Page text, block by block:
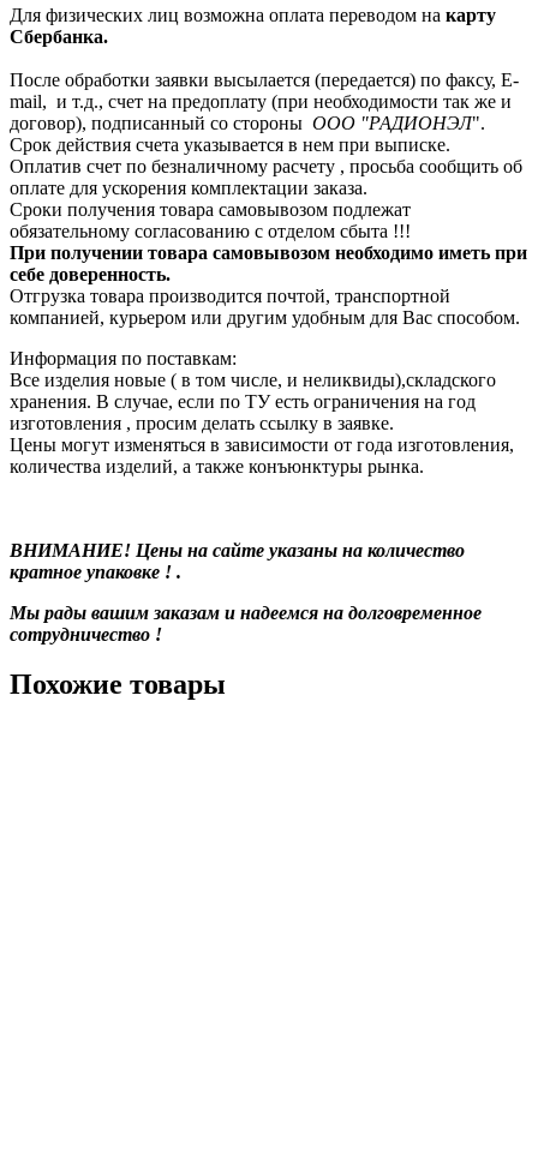
Для физических лиц возможна оплата переводом на карту
Сбербанка.
После обработки заявки высылается (передается) по факсу, E-
mail, и т.д., счет на предоплату (при необходимости так же и
договор), подписанный со стороны ООО "РАДИОНЭЛ".
Срок действия счета указывается в нем при выписке.
Оплатив счет по безналичному расчету , просьба сообщить об
оплате для ускорения комплектации заказа.
Сроки получения товара самовывозом подлежат
обязательному согласованию с отделом сбыта !!!
При получении товара самовывозом необходимо иметь при
себе доверенность.
Отгрузка товара производится почтой, транспортной
компанией, курьером или другим удобным для Вас способом.
Информация по поставкам:
Все изделия новые ( в том числе, и неликвиды),складского
хранения. В случае, если по ТУ есть ограничения на год
изготовления , просим делать ссылку в заявке.
Цены могут изменяться в зависимости от года изготовления,
количества изделий, а также конъюнктуры рынка.
ВНИМАНИЕ! Цены на сайте указаны на количество
кратное упаковке ! .
Мы рады вашим заказам и надеемся на долговременное
сотрудничество !
Похожие товары